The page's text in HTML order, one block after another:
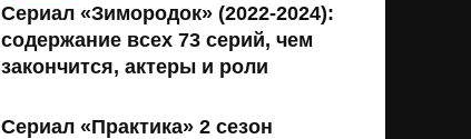
Сериал «Зимородок» (2022-2024):
содержание всех 73 серий, чем
закончится, актеры и роли
Сериал «Практика» 2 сезон